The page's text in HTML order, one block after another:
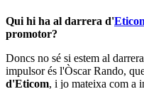
Qui hi ha al darrera d'
promotor?
Doncs no sé si estem al
impulsor és l'Òscar Rando,
d'Eticom, i jo mateixa com a